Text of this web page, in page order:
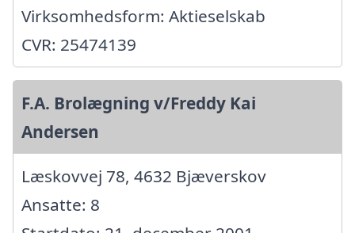
Virksomhedsform: Aktieselskab
CVR: 25474139
F.A. Brolægning v/Freddy Kai
Andersen
Læskovvej 78, 4632 Bjæverskov
Ansatte: 8